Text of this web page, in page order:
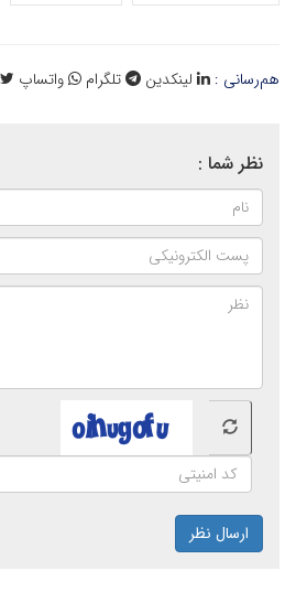
هم‌رسانی : لینکدین تلگرام واتساپ
نظر شما :
ارسال نظر